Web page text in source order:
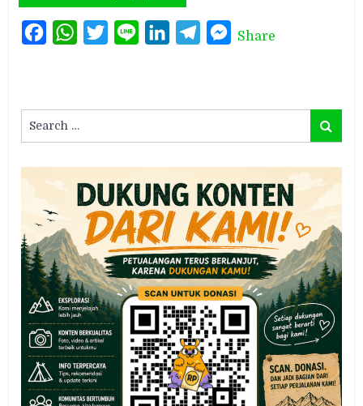
FacebookWhatsAppTwitterLine LinkedInTelegramMessenger
Share
for:
Search